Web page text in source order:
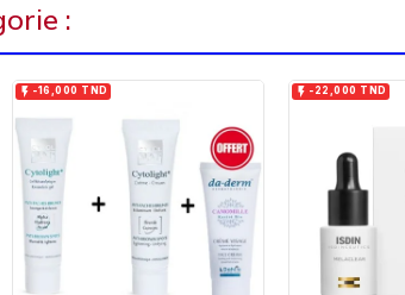
:
 -16,000 TND  -22,000 TND